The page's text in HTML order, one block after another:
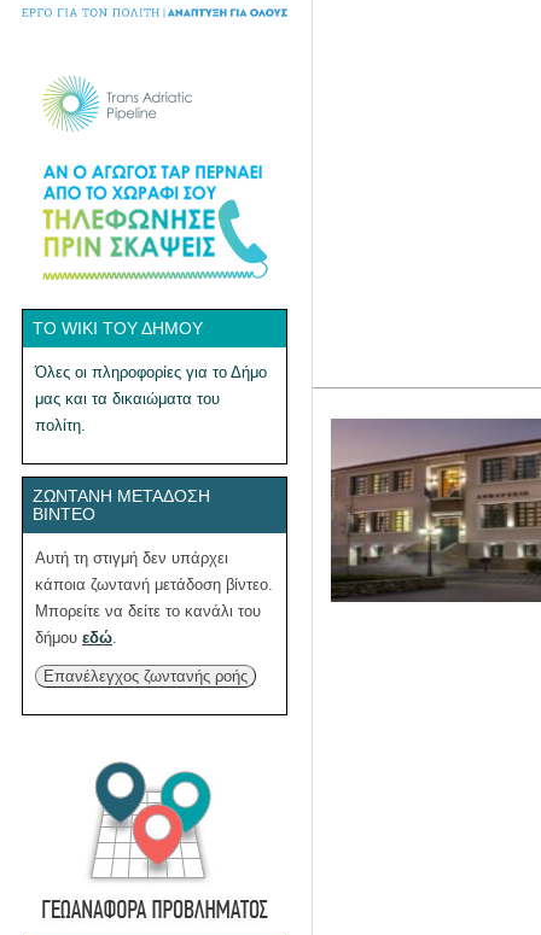
ΤΟ WIKI ΤΟΥ ΔΉΜΟΥ
Όλες οι πληροφορίες για το Δήμο
μας και τα δικαιώματα του
πολίτη.
ΖΩΝΤΑΝΉ ΜΕΤΆΔΟΣΗ
ΒΊΝΤΕΟ
Αυτή τη στιγμή δεν υπάρχει
κάποια ζωντανή μετάδοση βίντεο.
Μπορείτε να δείτε το κανάλι του
δήμου εδώ
Επανέλεγχος ζωντανής ροής